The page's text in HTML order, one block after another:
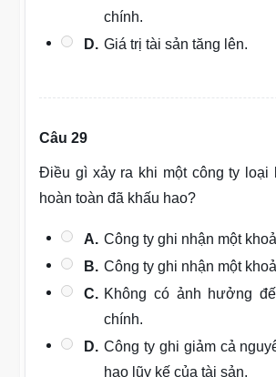
chính.
D. Giá trị tài sản tăng lên.
Câu 29
Điều gì xảy ra khi một công ty loại
hoàn toàn đã khấu hao?
A. Công ty ghi nhận một
B. Công ty ghi nhận một
C. Không có ảnh hưởng
chính.
D. Công ty ghi giảm cả
hao lũy kế của tài sản.